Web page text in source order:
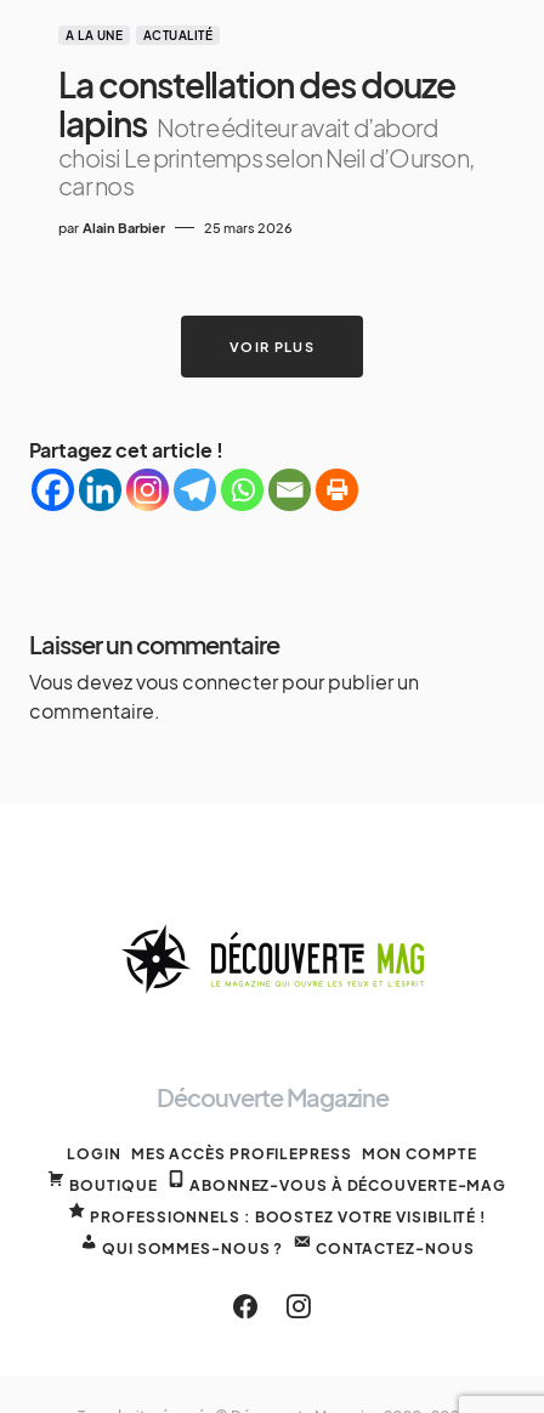
A LA UNE ACTUALITÉ
La constellation des douze
lapins Notre éditeur avait d’abord
choisi Le printemps selon Neil d’Ourson,
car nos
par Alain Barbier 25 mars 2026
VOIR PLUS
Partagez cet article !
Laisser un commentaire
Vous devezvous connecterpour publier un
commentaire.
Découverte Magazine
LOGIN MES ACCÈS PROFILEPRESS MON COMPTE
BOUTIQUE
ABONNEZ-VOUS À DÉCOUVERTE-MAG
PROFESSIONNELS : BOOSTEZ VOTRE VISIBILITÉ !
QUI SOMMES-NOUS ?
CONTACTEZ-NOUS